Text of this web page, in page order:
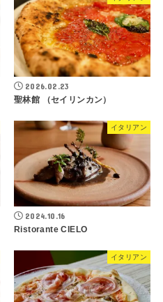
2026.02.23
聖林館 （セイリンカン）
イタリアン
2024.10.16
Ristorante CIELO
イタリアン